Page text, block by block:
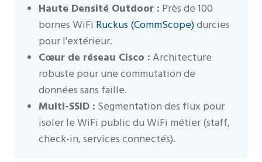
Haute Densité Outdoor : Près de 100
bornes WiFi Ruckus (CommScope)durcies
pour l'extérieur.
Cœur de réseau Cisco : Architecture
robuste pour une commutation de
données sans faille.
Multi-SSID : Segmentation des flux pour
isoler le WiFi public du WiFi métier (staff,
check-in, services connectés).